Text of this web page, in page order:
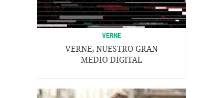
VERNE
VERNE, NUESTRO GRAN
MEDIO DIGITAL